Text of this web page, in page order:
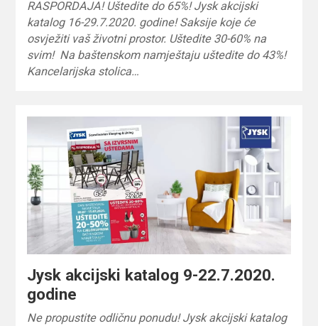
RASPORDAJA! Uštedite do 65%! Jysk akcijski
katalog 16-29.7.2020. godine! Saksije koje će
osvježiti vaš životni prostor. Uštedite 30-60% na
svim! Na baštenskom namještaju uštedite do 43%!
Kancelarijska stolica…
Jysk akcijski katalog 9-22.7.2020.
godine
Ne propustite odličnu ponudu! Jysk akcijski katalog